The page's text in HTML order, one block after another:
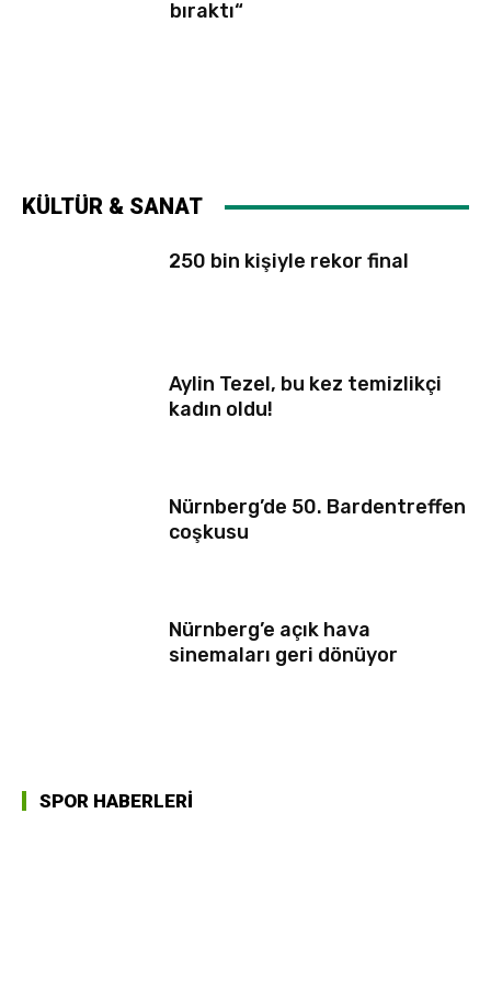
bıraktı“
KÜLTÜR & SANAT
250 bin kişiyle rekor final
Aylin Tezel, bu kez temizlikçi
kadın oldu!
Nürnberg’de 50. Bardentreffen
coşkusu
Nürnberg’e açık hava
sinemaları geri dönüyor
SPOR HABERLERİ